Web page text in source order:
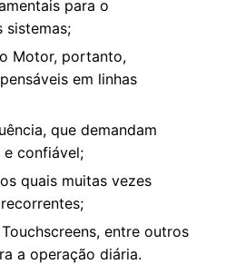
para o
sistemas;
Motor, portanto,
em linhas
que demandam
confiável;
quais muitas vezes
entre outros
a operação diária.